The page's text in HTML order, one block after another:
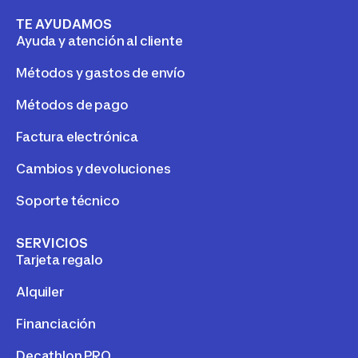
TE AYUDAMOS
Ayuda y atención al cliente
Métodos y gastos de envío
Métodos de pago
Factura electrónica
Cambios y devoluciones
Soporte técnico
SERVICIOS
Tarjeta regalo
Alquiler
Financiación